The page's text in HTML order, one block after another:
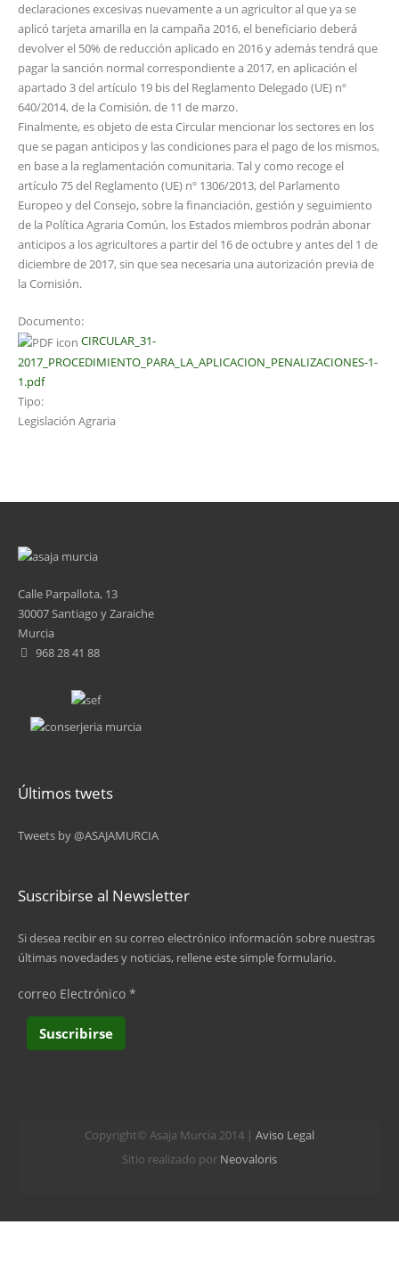
declaraciones excesivas nuevamente a un agricultor al que ya se
aplicó tarjeta amarilla en la campaña 2016, el beneficiario deberá
devolver el 50% de reducción aplicado en 2016 y además tendrá que
pagar la sanción normal correspondiente a 2017, en aplicación el
apartado 3 del artículo 19 bis del Reglamento Delegado (UE) nº
640/2014, de la Comisión, de 11 de marzo.
Finalmente, es objeto de esta Circular mencionar los sectores en los
que se pagan anticipos y las condiciones para el pago de los mismos,
en base a la reglamentación comunitaria. Tal y como recoge el
artículo 75 del Reglamento (UE) nº 1306/2013, del Parlamento
Europeo y del Consejo, sobre la financiación, gestión y seguimiento
de la Política Agraria Común, los Estados miembros podrán abonar
anticipos a los agricultores a partir del 16 de octubre y antes del 1 de
diciembre de 2017, sin que sea necesaria una autorización previa de
la Comisión.
Documento:
CIRCULAR_31-
2017_PROCEDIMIENTO_PARA_LA_APLICACION_PENALIZACIONES-1-
1.pdf
Tipo:
Legislación Agraria
Calle Parpallota, 13
30007 Santiago y Zaraiche
Murcia
968 28 41 88
Últimos twets
Tweets by @ASAJAMURCIA
Suscribirse al Newsletter
Si desea recibir en su correo electrónico información sobre nuestras
últimas novedades y noticias, rellene este simple formulario.
correo Electrónico *
Copyright© Asaja Murcia 2014 | Aviso Legal
Sitio realizado por Neovaloris